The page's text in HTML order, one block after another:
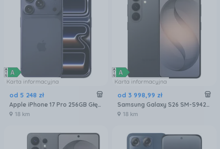
Karta informacyjna
od 5 248 zł
Apple iPhone 17 Pro 256GB Głębinowy błękit
18 km
Karta informacyjna
od 3 998,99 zł
Samsung Galaxy S26 SM-S942 12/256GB Czarny
18 km